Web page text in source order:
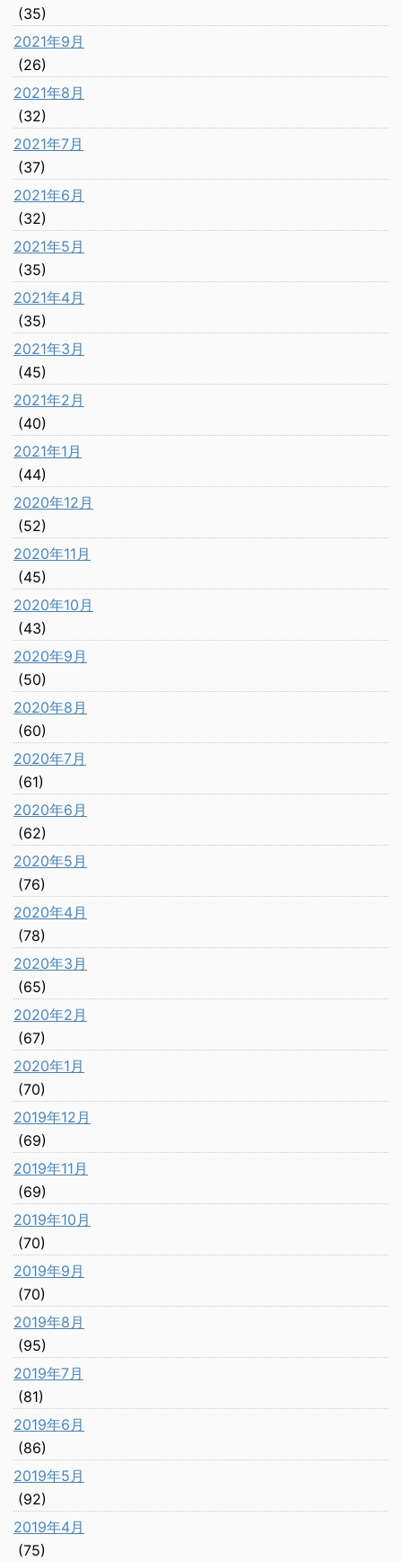
(35)
2021年9月
(26)
2021年8月
(32)
2021年7月
(37)
2021年6月
(32)
2021年5月
(35)
2021年4月
(35)
2021年3月
(45)
2021年2月
(40)
2021年1月
(44)
2020年12月
(52)
2020年11月
(45)
2020年10月
(43)
2020年9月
(50)
2020年8月
(60)
2020年7月
(61)
2020年6月
(62)
2020年5月
(76)
2020年4月
(78)
2020年3月
(65)
2020年2月
(67)
2020年1月
(70)
2019年12月
(69)
2019年11月
(69)
2019年10月
(70)
2019年9月
(70)
2019年8月
(95)
2019年7月
(81)
2019年6月
(86)
2019年5月
(92)
2019年4月
(75)